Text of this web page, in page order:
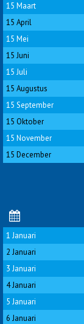
15 Maart
15 April
15 Mei
15 Juni
15 Juli
15 Augustus
15 September
15 Oktober
15 November
15 December
1 Januari
2 Januari
3 Januari
4 Januari
5 Januari
6 Januari